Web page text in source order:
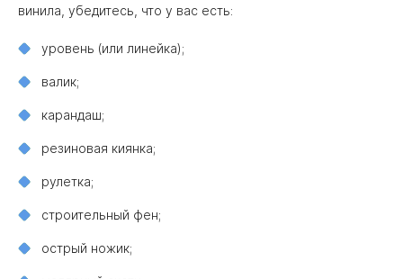
винила, убедитесь, что у вас есть:
уровень (или линейка);
валик;
карандаш;
резиновая киянка;
рулетка;
строительный фен;
острый ножик;